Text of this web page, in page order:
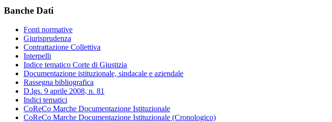
Banche Dati
Fonti normative
Giurisprudenza
Contrattazione Collettiva
Interpelli
Indice tematico Corte di Giustizia
Documentazione istituzionale, sindacale e aziendale
Rassegna bibliografica
D.lgs. 9 aprile 2008, n. 81
Indici tematici
CoReCo Marche Documentazione Istituzionale
CoReCo Marche Documentazione Istituzionale (Cronologico)